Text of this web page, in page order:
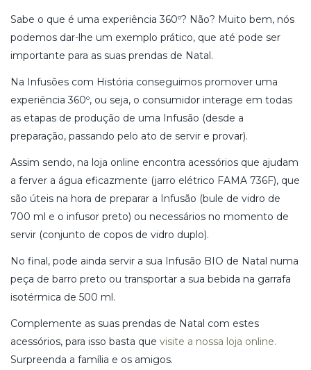
Sabe o que é uma experiência 360º? Não? Muito bem, nós
podemos dar-lhe um exemplo prático, que até pode ser
importante para as suas prendas de Natal.
Na Infusões com História conseguimos promover uma
experiência 360º, ou seja, o consumidor interage em todas
as etapas de produção de uma Infusão (desde a
preparação, passando pelo ato de servir e provar).
Assim sendo, na loja online encontra acessórios que ajudam
a ferver a água eficazmente (jarro elétrico FAMA 736F), que
são úteis na hora de preparar a Infusão (bule de vidro de
700 ml e o infusor preto) ou necessários no momento de
servir (conjunto de copos de vidro duplo).
No final, pode ainda servir a sua Infusão BIO de Natal numa
peça de barro preto ou transportar a sua bebida na garrafa
isotérmica de 500 ml.
Complemente as suas prendas de Natal com estes
acessórios, para isso basta que visite a nossa loja online.
Surpreenda a família e os amigos.